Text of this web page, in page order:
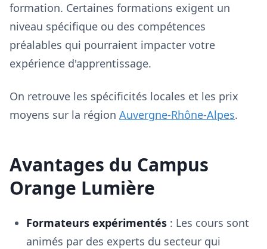
formation. Certaines formations exigent un
niveau spécifique ou des compétences
préalables qui pourraient impacter votre
expérience d'apprentissage.
On retrouve les spécificités locales et les prix
moyens sur la région Auvergne-Rhône-Alpes.
Avantages du Campus
Orange Lumière
Formateurs expérimentés : Les cours sont
animés par des experts du secteur qui